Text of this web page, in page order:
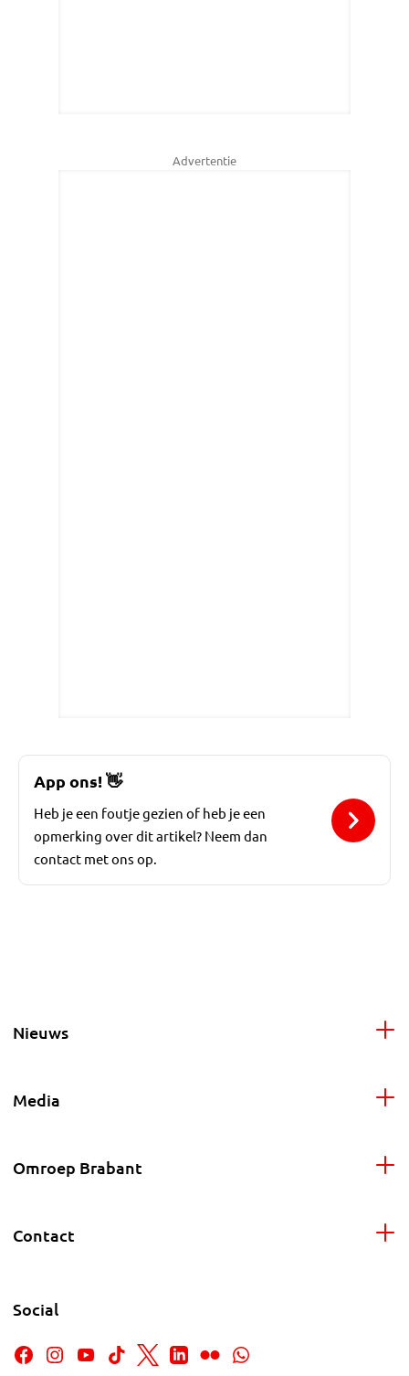
Advertentie
App ons!👋
Heb je een foutje gezien of heb je een
opmerking over dit artikel? Neem dan
contact met ons op.
Nieuws
Media
Omroep Brabant
Contact
Social